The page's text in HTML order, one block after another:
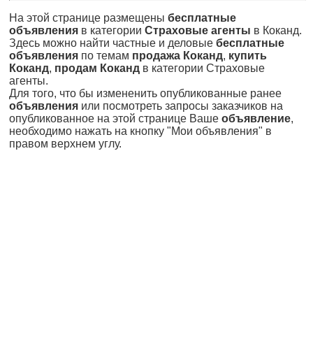
На этой странице размещены бесплатные
объявления в категории Страховые агенты в Коканд.
Здесь можно найти частные и деловые бесплатные
объявления по темам продажа Коканд, купить
Коканд, продам Коканд в категории Страховые
агенты.
Для того, что бы измененить опубликованные ранее
объявления или посмотреть запросы заказчиков на
опубликованное на этой странице Ваше объявление,
необходимо нажать на кнопку "Мои объявления" в
правом верхнем углу.